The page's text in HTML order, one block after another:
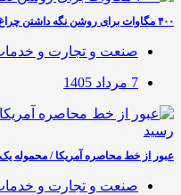
۴۰۰ مگاوات برای روشن نگه داشتن چراغ کسب‌وکار‌ها
صنعت و تجارت و
7 مرداد 1405
عبور از خط محاصره آمریکا / محموله یک
صنعت و تجارت و